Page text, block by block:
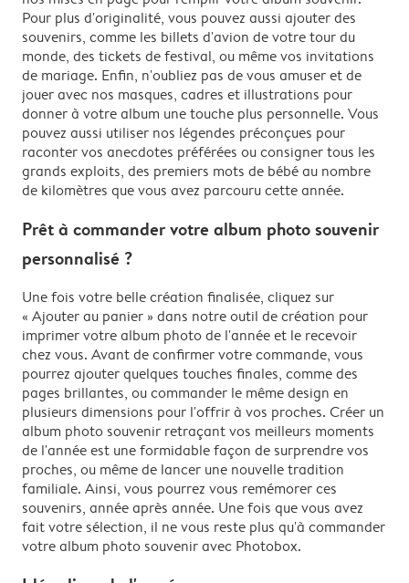
Pour plus d'originalité, vous pouvez aussi ajouter des
souvenirs, comme les billets d'avion de votre tour du
monde, des tickets de festival, ou même vos invitations
de mariage. Enfin, n'oubliez pas de vous amuser et de
jouer avec nos masques, cadres et illustrations pour
donner à votre album une touche plus personnelle. Vous
pouvez aussi utiliser nos légendes préconçues pour
raconter vos anecdotes préférées ou consigner tous les
grands exploits, des premiers mots de bébé au nombre
de kilomètres que vous avez parcouru cette année.
Prêt à commander votre album photo souvenir
personnalisé ?
Une fois votre belle création finalisée, cliquez sur
« Ajouter au panier » dans notre outil de création pour
imprimer votre album photo de l'année et le recevoir
chez vous. Avant de confirmer votre commande, vous
pourrez ajouter quelques touches finales, comme des
pages brillantes, ou commander le même design en
plusieurs dimensions pour l'offrir à vos proches. Créer un
album photo souvenir retraçant vos meilleurs moments
de l'année est une formidable façon de surprendre vos
proches, ou même de lancer une nouvelle tradition
familiale. Ainsi, vous pourrez vous remémorer ces
souvenirs, année après année. Une fois que vous avez
fait votre sélection, il ne vous reste plus qu'à commander
votre album photo souvenir avec Photobox.